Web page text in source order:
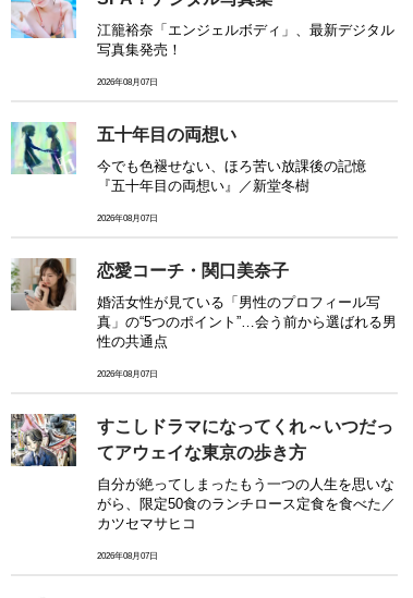
江籠裕奈「エンジェルボディ」、最新デジタル
写真集発売！
2026年08月07日
五十年目の両想い
今でも色褪せない、ほろ苦い放課後の記憶
『五十年目の両想い』／新堂冬樹
2026年08月07日
恋愛コーチ・関口美奈子
婚活女性が見ている「男性のプロフィール写
真」の“5つのポイント”…会う前から選ばれる男
性の共通点
2026年08月07日
すこしドラマになってくれ～いつだっ
てアウェイな東京の歩き方
自分が絶ってしまったもう一つの人生を思いな
がら、限定50食のランチロース定食を食べた／
カツセマサヒコ
2026年08月07日